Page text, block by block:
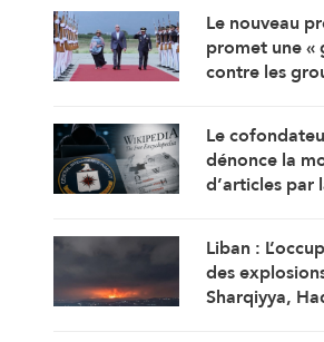
Le nouveau
promet une
contre les
Washington
Le
dénonce la
d’articles par
Liban :
des
Sharqiyya,